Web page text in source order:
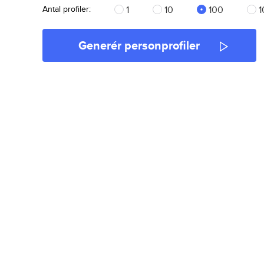
Antal profiler: 1 10 100
Generér personprofiler